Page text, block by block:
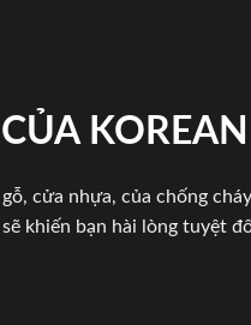
cửa nhựa, của chống
khiến bạn hài lòng tuyệt